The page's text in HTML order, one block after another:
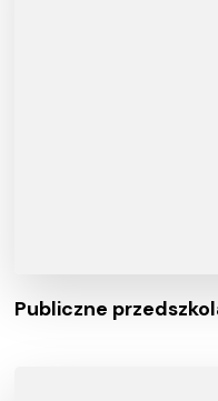
Publiczne